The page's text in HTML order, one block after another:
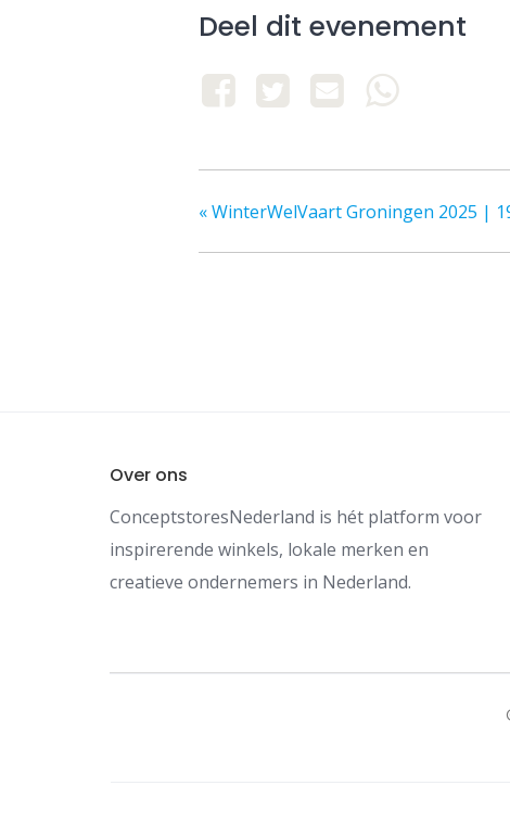
Deel dit evenement
«WinterWelVaart Groningen 2025 |
Over ons
ConceptstoresNederland is hét platform voor
inspirerende winkels, lokale merken en
creatieve ondernemers in Nederland.